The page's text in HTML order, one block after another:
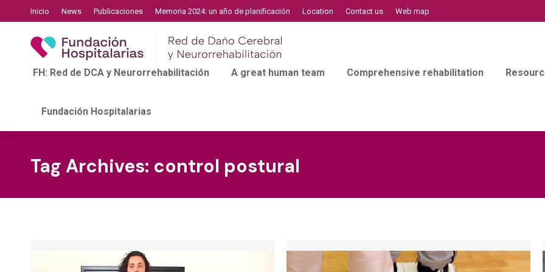
Inicio News Publicaciones Memoria 2024: un año de planificación Location Contact us Web map
FH: Red de DCA y Neurorrehabilitación A great human team Comprehensive rehabilitation
Fundación Hospitalarias
Tag Archives: control postural